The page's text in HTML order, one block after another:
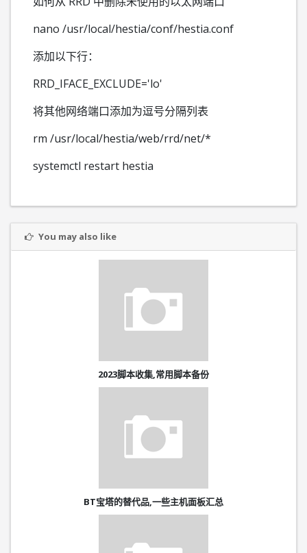
nano /usr/local/hestia/conf/hestia.conf
添加以下行：
RRD_IFACE_EXCLUDE='lo'
将其他网络端口添加为逗号分隔列表
rm /usr/local/hestia/web/rrd/net/*
systemctl restart hestia
You may also like
2023脚本收集,常用脚本备份
BT宝塔的替代品,一些主机面板汇总